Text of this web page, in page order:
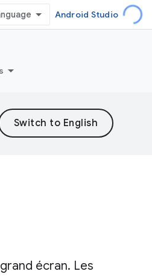
Android Studio
écran. Les